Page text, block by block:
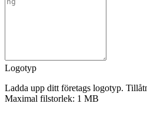
Logotyp
Ladda upp ditt företags logotyp.
Maximal filstorlek: 1 MB